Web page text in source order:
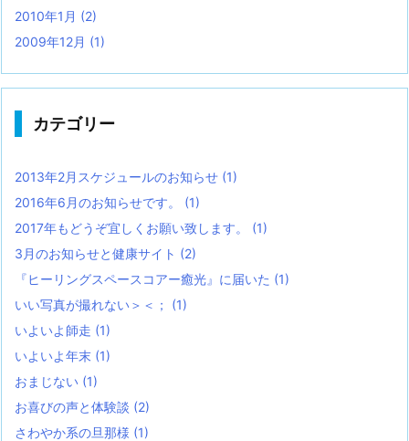
2010年1月 (2)
2009年12月 (1)
カテゴリー
2013年2月スケジュールのお知らせ (1)
2016年6月のお知らせです。 (1)
2017年もどうぞ宜しくお願い致します。 (1)
3月のお知らせと健康サイト (2)
『ヒーリングスペースコアー癒光』に届いた (1)
いい写真が撮れない＞＜； (1)
いよいよ師走 (1)
いよいよ年末 (1)
おまじない (1)
お喜びの声と体験談 (2)
さわやか系の旦那様 (1)